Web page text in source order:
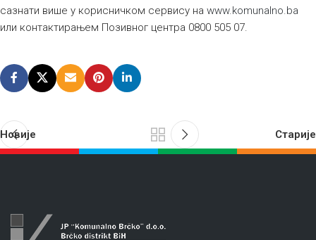
сазнати више у корисничком сервису на www.komunalno.ba
или контактирањем Позивног центра 0800 505 07.
Новије Старије